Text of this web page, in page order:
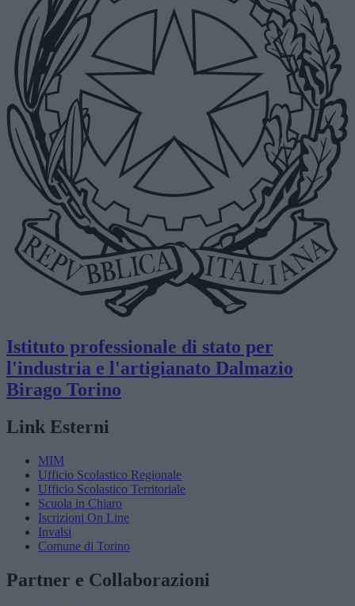
Istituto professionale di stato per
l'industria e l'artigianato Dalmazio
Birago Torino
Link Esterni
MIM
Ufficio Scolastico Regionale
Ufficio Scolastico Territoriale
Scuola in Chiaro
Iscrizioni On Line
Invalsi
Comune di Torino
Partner e Collaborazioni